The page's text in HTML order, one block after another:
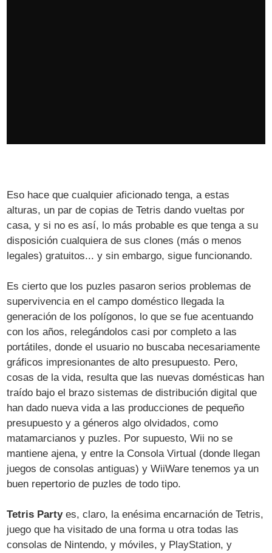
Eso hace que cualquier aficionado tenga, a estas
alturas, un par de copias de Tetris dando vueltas por
casa, y si no es así, lo más probable es que tenga a su
disposición cualquiera de sus clones (más o menos
legales) gratuitos... y sin embargo, sigue funcionando.
Es cierto que los puzles pasaron serios problemas de
supervivencia en el campo doméstico llegada la
generación de los polígonos, lo que se fue acentuando
con los años, relegándolos casi por completo a las
portátiles, donde el usuario no buscaba necesariamente
gráficos impresionantes de alto presupuesto. Pero,
cosas de la vida, resulta que las nuevas domésticas han
traído bajo el brazo sistemas de distribución digital que
han dado nueva vida a las producciones de pequeño
presupuesto y a géneros algo olvidados, como
matamarcianos y puzles. Por supuesto, Wii no se
mantiene ajena, y entre la Consola Virtual (donde llegan
juegos de consolas antiguas) y WiiWare tenemos ya un
buen repertorio de puzles de todo tipo.
Tetris Partyes, claro, la enésima encarnación de Tetris,
juego que ha visitado de una forma u otra todas las
consolas de Nintendo, y móviles, y PlayStation, y